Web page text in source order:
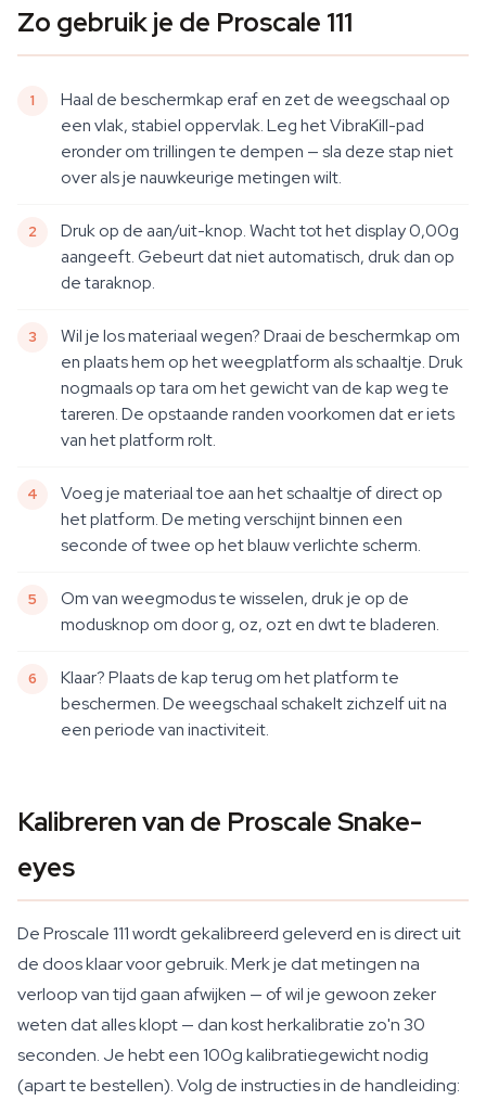
Zo gebruik je de Proscale 111
Haal de beschermkap eraf en zet de weegschaal op
een vlak, stabiel oppervlak. Leg het VibraKill-pad
eronder om trillingen te dempen — sla deze stap niet
over als je nauwkeurige metingen wilt.
Druk op de aan/uit-knop. Wacht tot het display 0,00g
aangeeft. Gebeurt dat niet automatisch, druk dan op
de taraknop.
Wil je los materiaal wegen? Draai de beschermkap om
en plaats hem op het weegplatform als schaaltje. Druk
nogmaals op tara om het gewicht van de kap weg te
tareren. De opstaande randen voorkomen dat er iets
van het platform rolt.
Voeg je materiaal toe aan het schaaltje of direct op
het platform. De meting verschijnt binnen een
seconde of twee op het blauw verlichte scherm.
Om van weegmodus te wisselen, druk je op de
modusknop om door g, oz, ozt en dwt te bladeren.
Klaar? Plaats de kap terug om het platform te
beschermen. De weegschaal schakelt zichzelf uit na
een periode van inactiviteit.
Kalibreren van de Proscale Snake-
eyes
De Proscale 111 wordt gekalibreerd geleverd en is direct uit
de doos klaar voor gebruik. Merk je dat metingen na
verloop van tijd gaan afwijken — of wil je gewoon zeker
weten dat alles klopt — dan kost herkalibratie zo'n 30
seconden. Je hebt een 100g kalibratiegewicht nodig
(apart te bestellen). Volg de instructies in de handleiding: